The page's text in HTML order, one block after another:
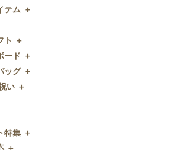
・金平糖
ト
・名披露目
フト
ト
ン
テム ＋
テム
ージカード
リーズ
ェイトドール
ア
書
ト
ト ＋
フト
GOURMET
ード ＋
ード
ドグラス調
プ
ロック
ッグ ＋
ッグ
い ＋
い
特集 ＋